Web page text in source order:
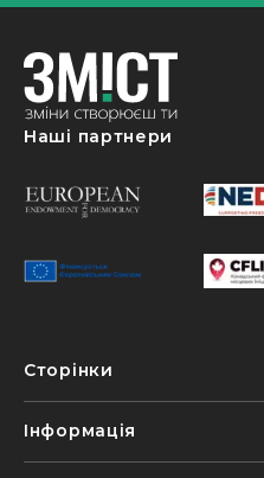
Наші партнери
Сторінки
Інформація